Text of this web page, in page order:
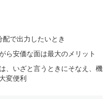
で出力したいとき
ら安価な面は最大のメリット
、いざと言うときにそなえ、機
変便利